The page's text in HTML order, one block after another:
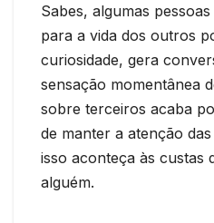
Sabes, algumas
para a vida dos outros
curiosidade, gera
sensação momentânea
sobre terceiros acaba
de manter a atenção
isso aconteça às custas
alguém.